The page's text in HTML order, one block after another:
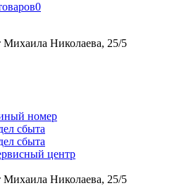
0
Михаила Николаева, 25/5
номер
сбыта
сбыта
центр
Михаила Николаева, 25/5